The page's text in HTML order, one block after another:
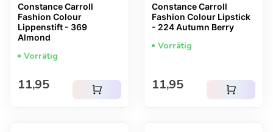
Constance Carroll
Fashion Colour
Lippenstift - 369
Almond
Vorrätig
Regulärer Preis
11,95 shopping_cart
Constance Carroll
Fashion Colour Lipstick
- 224 Autumn Berry
Vorrätig
Regulärer Preis
11,95 shopping_cart